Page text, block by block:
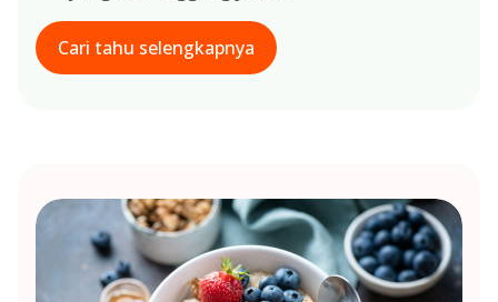
Cari tahu selengkapnya